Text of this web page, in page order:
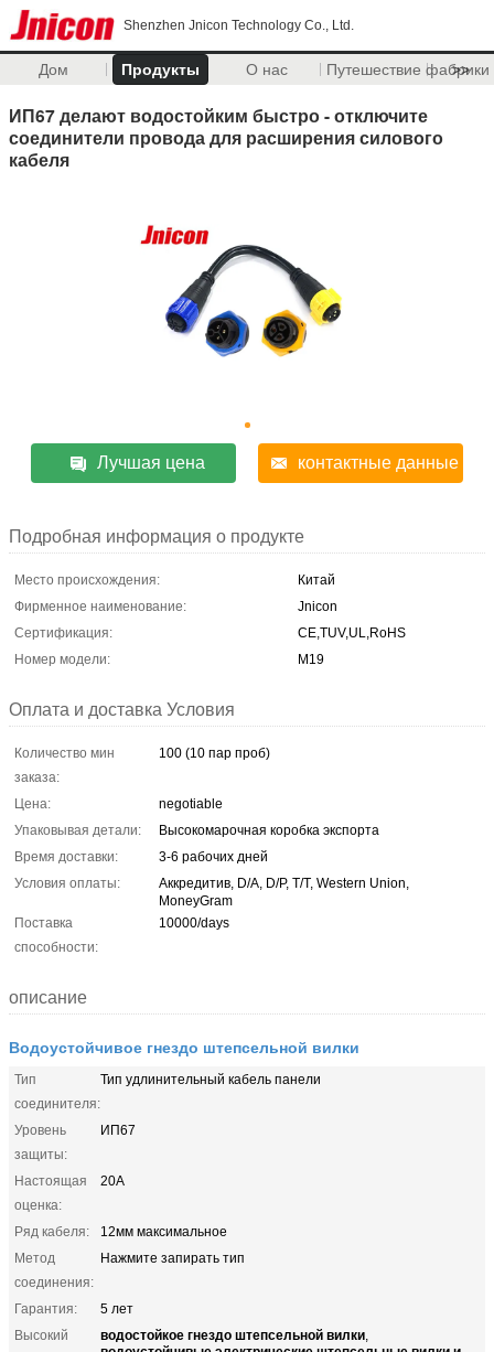
Shenzhen Jnicon Technology Co., Ltd.
Дом Продукты О нас Путешествие фабрики
>>
ИП67 делают водостойким быстро - отключите
соединители провода для расширения силового
кабеля
Лучшая цена контактные данные
Подробная информация о продукте
Место происхождения:
Китай
Фирменное наименование:
Jnicon
Сертификация:
CE,TUV,UL,RoHS
Номер модели:
М19
Оплата и доставка Условия
Количество мин
заказа:
100 (10 пар проб)
Цена:
negotiable
Упаковывая детали:
Высокомарочная коробка экспорта
Время доставки:
3-6 рабочих дней
Условия оплаты:
Аккредитив, D/A, D/P, T/T, Western Union,
MoneyGram
Поставка
способности:
10000/days
описание
Водоустойчивое гнездо штепсельной вилки
Тип
соединителя:
Тип удлинительный кабель панели
Уровень
защиты:
ИП67
Настоящая
оценка:
20А
Ряд кабеля:
12мм максимальное
Метод
соединения:
Нажмите запирать тип
Гарантия:
5 лет
Высокий
водостойкое гнездо штепсельной вилки,